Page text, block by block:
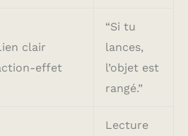
clair
effet
“Si tu
lances,
l’objet est
rangé.”
Lecture